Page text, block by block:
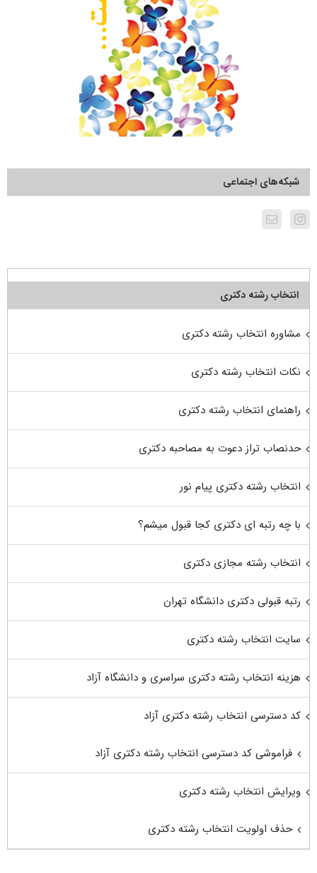
شبکه‌های اجتماعی
انتخاب رشته دکتری
مشاوره انتخاب رشته دکتری
نکات انتخاب رشته دکتری
راهنمای انتخاب رشته دکتری
حدنصاب تراز دعوت به مصاحبه دکتری
انتخاب رشته دکتری پیام نور
با چه رتبه ای دکتری کجا قبول میشم؟
انتخاب رشته مجازی دکتری
رتبه قبولی دکتری دانشگاه تهران
سایت انتخاب رشته دکتری
هزینه انتخاب رشته دکتری سراسری و دانشگاه آزاد
کد دسترسی انتخاب رشته دکتری آزاد
فراموشی کد دسترسی انتخاب رشته دکتری آزاد
ویرایش انتخاب رشته دکتری
حذف اولویت انتخاب رشته دکتری